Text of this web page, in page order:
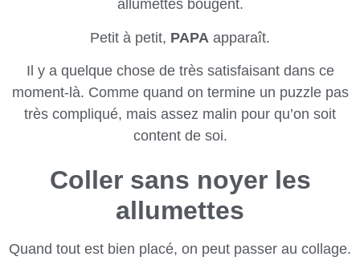
allumettes bougent.
Petit à petit, PAPA apparaît.
Il y a quelque chose de très satisfaisant dans ce
moment-là. Comme quand on termine un puzzle pas
très compliqué, mais assez malin pour qu’on soit
content de soi.
Coller sans noyer les
allumettes
Quand tout est bien placé, on peut passer au collage.